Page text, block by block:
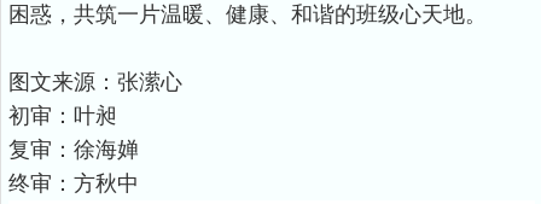
困惑，共筑一片温暖、健康、和谐的班级心天地。
图文来源：张潆心
初审：叶昶
复审：徐海婵
终审：方秋中